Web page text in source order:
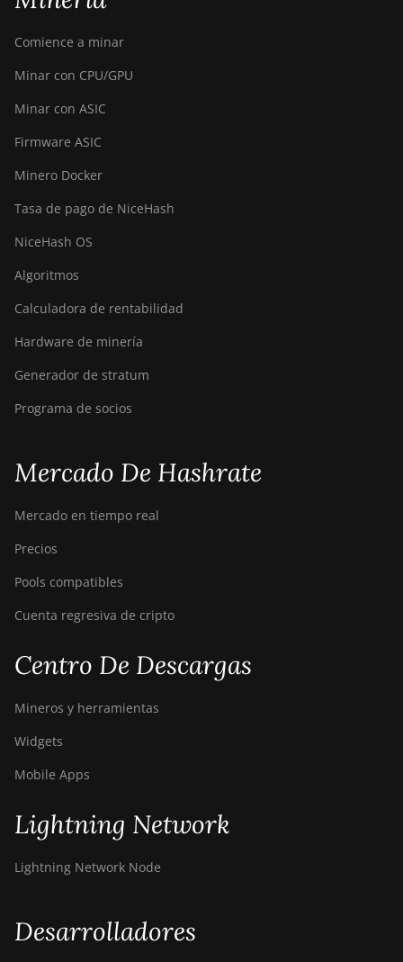
Comience a minar
Minar con CPU/GPU
Minar con ASIC
Firmware ASIC
Minero Docker
Tasa de pago de NiceHash
NiceHash OS
Algoritmos
Calculadora de rentabilidad
Hardware de minería
Generador de stratum
Programa de socios
Mercado De Hashrate
Mercado en tiempo real
Precios
Pools compatibles
Cuenta regresiva de cripto
Centro De Descargas
Mineros y herramientas
Widgets
Mobile Apps
Lightning Network
Lightning Network Node
Desarrolladores